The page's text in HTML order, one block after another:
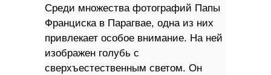
Среди множества фотографий Папы
Франциска в Парагвае, одна из них
привлекает особое внимание. На ней
изображен голубь с
сверхъестественным светом. Он